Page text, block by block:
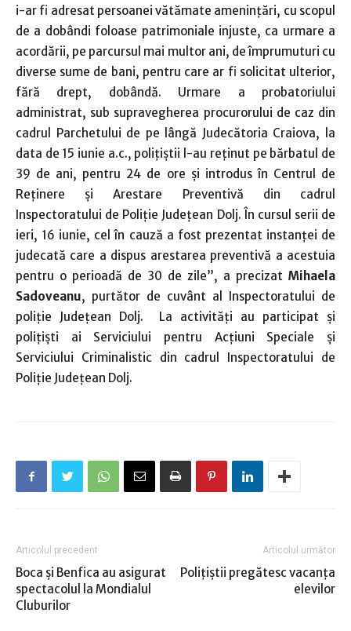
i-ar fi adresat persoanei vătămate amenințări, cu scopul
de a dobândi foloase patrimoniale injuste, ca urmare a
acordării, pe parcursul mai multor ani, de împrumuturi cu
diverse sume de bani, pentru care ar fi solicitat ulterior,
fără drept, dobândă. Urmare a probatoriului
administrat, sub supravegherea procurorului de caz din
cadrul Parchetului de pe lângă Judecătoria Craiova, la
data de 15 iunie a.c., polițiștii l-au reținut pe bărbatul de
39 de ani, pentru 24 de ore și introdus în Centrul de
Reținere și Arestare Preventivă din cadrul
Inspectoratului de Poliție Județean Dolj. În cursul serii de
ieri, 16 iunie, cel în cauză a fost prezentat instanței de
judecată care a dispus arestarea preventivă a acestuia
pentru o perioadă de 30 de zile”, a precizat Mihaela
Sadoveanu, purtător de cuvânt al Inspectoratului de
poliţie Judeţean Dolj. La activități au participat și
polițiști ai Serviciului pentru Acțiuni Speciale și
Serviciului Criminalistic din cadrul Inspectoratului de
Poliție Județean Dolj.
Articolul precedent
Boca şi Benfica au asigurat
spectacolul la Mondialul
Cluburilor
Articolul următor
Poliţiştii pregătesc vacanţa
elevilor